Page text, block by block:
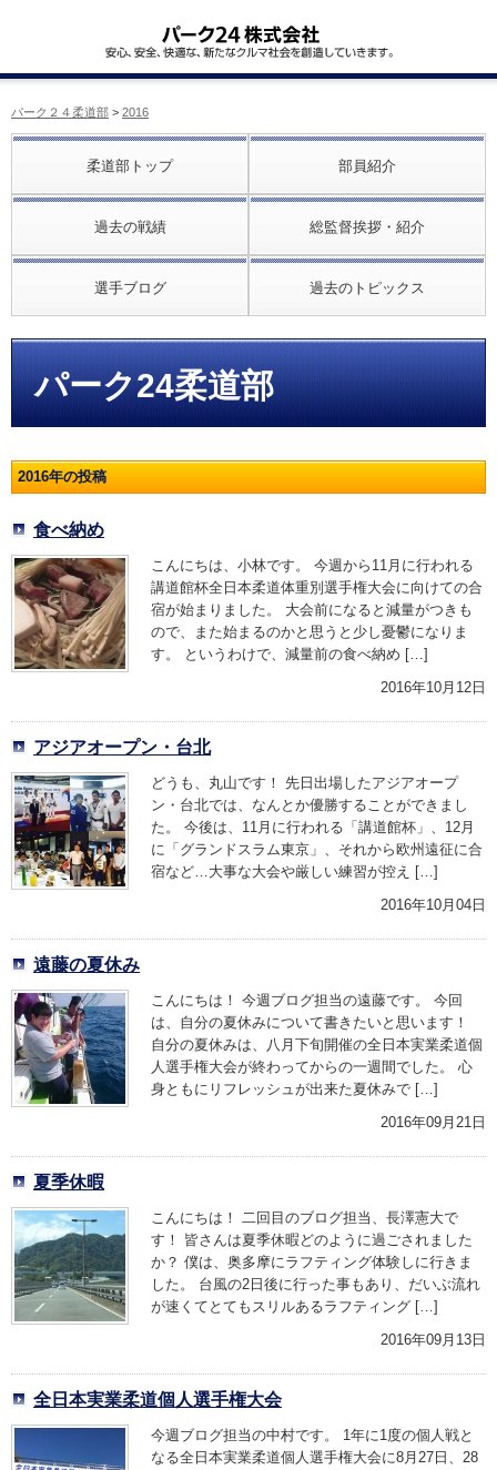
パーク２４柔道部 > 2016
柔道部トップ 部員紹介
過去の戦績 総監督挨拶・紹介
選手ブログ 過去のトピックス
パーク24柔道部
2016年の投稿
食べ納め
こんにちは、小林です。 今週から11月に行われる
講道館杯全日本柔道体重別選手権大会に向けての合
宿が始まりました。 大会前になると減量がつきも
ので、また始まるのかと思うと少し憂鬱になりま
す。 というわけで、減量前の食べ納め […]
2016年10月12日
アジアオープン・台北
どうも、丸山です！ 先日出場したアジアオープ
ン・台北では、なんとか優勝することができまし
た。 今後は、11月に行われる「講道館杯」、12月
に「グランドスラム東京」、それから欧州遠征に合
宿など…大事な大会や厳しい練習が控え […]
2016年10月04日
遠藤の夏休み
こんにちは！ 今週ブログ担当の遠藤です。 今回
は、自分の夏休みについて書きたいと思います！
自分の夏休みは、八月下旬開催の全日本実業柔道個
人選手権大会が終わってからの一週間でした。 心
身ともにリフレッシュが出来た夏休みで […]
2016年09月21日
夏季休暇
こんにちは！ 二回目のブログ担当、長澤憲大で
す！ 皆さんは夏季休暇どのように過ごされました
か？ 僕は、奥多摩にラフティング体験しに行きま
した。 台風の2日後に行った事もあり、だいぶ流れ
が速くてとてもスリルあるラフティング […]
2016年09月13日
全日本実業柔道個人選手権大会
今週ブログ担当の中村です。 1年に1度の個人戦と
なる全日本実業柔道個人選手権大会に8月27日、28